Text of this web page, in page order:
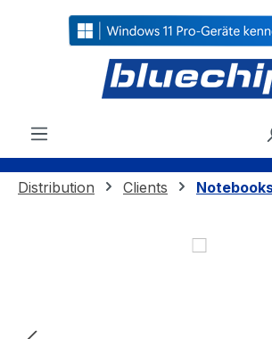
springen
Distribution Clients
Bildergalerie überspringen